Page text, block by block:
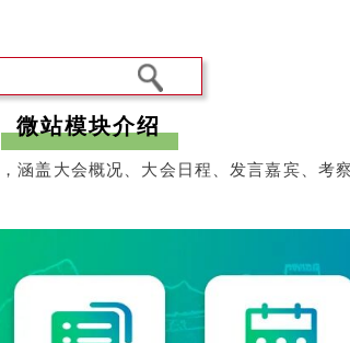
微站模块介绍
，涵盖大会概况、大会日程、发言嘉宾、考